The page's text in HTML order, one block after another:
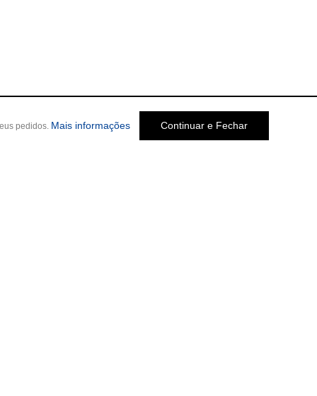
pedidos. Mais informações Continuar e Fechar